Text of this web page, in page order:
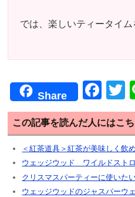
では、楽しいティータイム
Share
F
a
c
e
b
o
この記事を読んだ人にはこ
＜紅茶道具＞紅茶が美味しく飲
ウェッジウッド ワイルドスト
クリスマスパーティーに使いた
ウェッジウッドのジャスパーウ